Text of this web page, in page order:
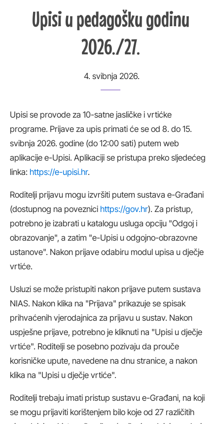
Upisi u pedagošku godinu
2026./27.
4. svibnja 2026.
Upisi se provode za 10-satne jasličke i vrtićke
programe. Prijave za upis primati će se od 8. do 15.
svibnja 2026. godine (do 12:00 sati) putem web
aplikacije e-Upisi. Aplikaciji se pristupa preko sljedećeg
linka: https://e-upisi.hr.
Roditelji prijavu mogu izvršiti putem sustava e-Građani
(dostupnog na poveznici https://gov.hr). Za pristup,
potrebno je izabrati u katalogu usluga opciju "Odgoj i
obrazovanje", a zatim "e-Upisi u odgojno-obrazovne
ustanove". Nakon prijave odabiru modul upisa u dječje
vrtiće.
Usluzi se može pristupiti nakon prijave putem sustava
NIAS. Nakon klika na "Prijava" prikazuje se spisak
prihvaćenih vjerodajnica za prijavu u sustav. Nakon
uspješne prijave, potrebno je kliknuti na "Upisi u dječje
vrtiće". Roditelji se posebno pozivaju da prouče
korisničke upute, navedene na dnu stranice, a nakon
klika na "Upisi u dječje vrtiće".
Roditelji trebaju imati pristup sustavu e-Građani, na koji
se mogu prijaviti korištenjem bilo koje od 27 različitih